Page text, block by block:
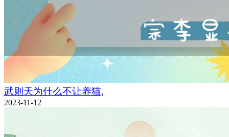
武则天为什么不让养猫,
2023-11-12